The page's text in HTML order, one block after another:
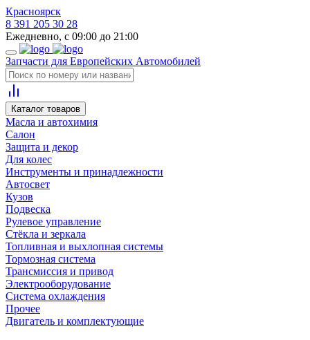
Красноярск
8 391 205 30 28
Ежедневно, с 09:00 до 21:00
Запчасти для Европейских Автомобилей
Каталог товаров
Масла и автохимия
Салон
Защита и декор
Для колес
Инструменты и принадлежности
Автосвет
Кузов
Подвеска
Рулевое управление
Стёкла и зеркала
Топливная и выхлопная системы
Тормозная система
Трансмиссия и привод
Электрооборудование
Система охлаждения
Прочее
Двигатель и комплектующие